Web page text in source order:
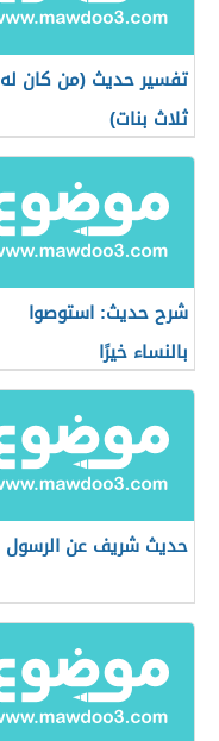
تفسير حديث (من كان له
ثلاث بنات)
شرح حديث: استوصوا
بالنساء خيرًا
حديث شريف عن الرسول